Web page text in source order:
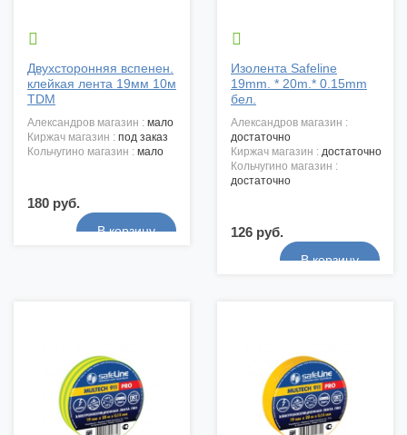

Двухсторонняя вспенен.
клейкая лента 19мм 10м
TDM
александров магазин : мало
киржач магазин : под заказ
кольчугино магазин : мало
180 руб.

Изолента Safeline
19mm. * 20m.* 0.15mm
бел.
александров магазин :
достаточно
киржач магазин : достаточно
кольчугино магазин :
достаточно
126 руб.